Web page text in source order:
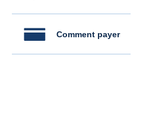
Comment payer